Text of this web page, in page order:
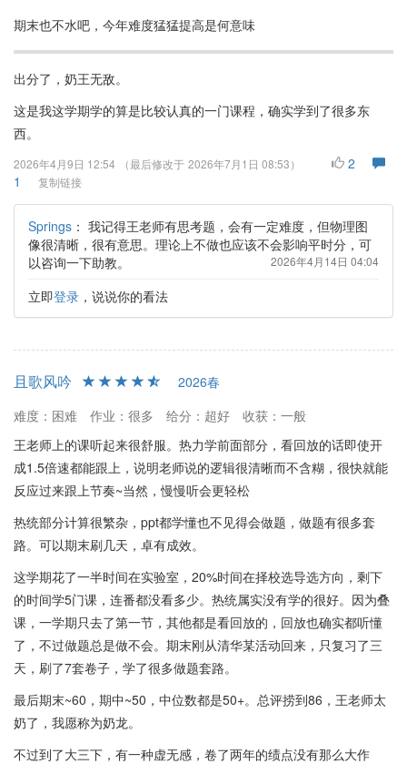
期末也不水吧，今年难度猛猛提高是何意味
出分了，奶王无敌。
这是我这学期学的算是比较认真的一门课程，确实学到了很多东
西。
2026年4月9日 12:54 （最后修改于 2026年7月1日 08:53）
2
1
复制链接
Springs ： 我记得王老师有思考题，会有一定难度，但物理图
像很清晰，很有意思。理论上不做也应该不会影响平时分，可
以咨询一下助教。
2026年4月14日 04:04
立即登录 ，说说你的看法
且歌风吟
2026春
难度：困难
作业：很多 给分：超好
收获：一般
王老师上的课听起来很舒服。热力学前面部分，看回放的话即使开
成1.5倍速都能跟上，说明老师说的逻辑很清晰而不含糊，很快就能
反应过来跟上节奏~当然，慢慢听会更轻松
热统部分计算很繁杂，ppt都学懂也不见得会做题，做题有很多套
路。可以期末刷几天，卓有成效。
这学期花了一半时间在实验室，20%时间在择校选导选方向，剩下
的时间学5门课，连番都没看多少。热统属实没有学的很好。因为叠
课，一学期只去了第一节，其他都是看回放的，回放也确实都听懂
了，不过做题总是做不会。期末刚从清华某活动回来，只复习了三
天，刷了7套卷子，学了很多做题套路。
最后期末~60，期中~50，中位数都是50+。总评捞到86，王老师太
奶了，我愿称为奶龙。
不过到了大三下，有一种虚无感，卷了两年的绩点没有那么大作